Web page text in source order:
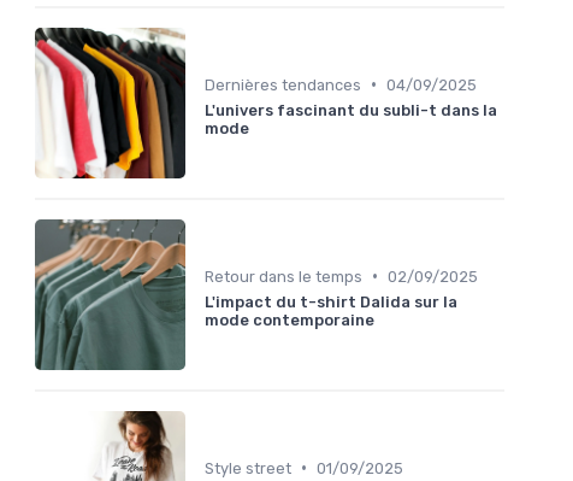
Dernières tendances • 04/09/2025
L'univers fascinant du subli-t dans la
mode
Retour dans le temps • 02/09/2025
L'impact du t-shirt Dalida sur la
mode contemporaine
Style street • 01/09/2025